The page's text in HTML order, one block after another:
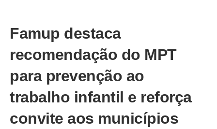
Famup destaca
recomendação do MPT
para prevenção ao
trabalho infantil e reforça
convite aos municípios